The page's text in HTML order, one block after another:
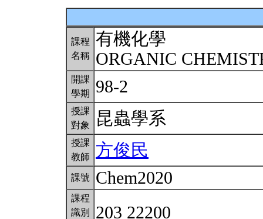
課程
名稱
有機化學
ORGANIC
開課
學期
98-2
授課
對象
昆蟲學系
授課
教師
方俊民
課號 Chem2020
課程
識別
203 22200